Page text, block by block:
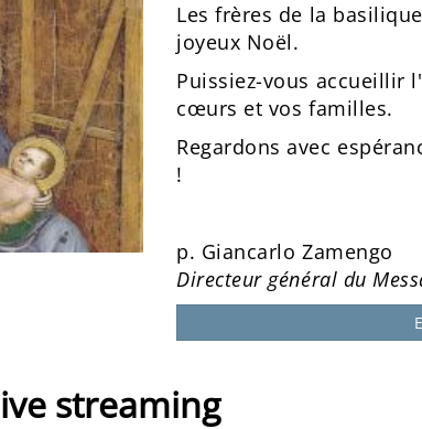
Les frères de la
joyeux Noël.
Puissiez-vous accueillir
cœurs et vos familles.
Regardons avec
!
p. Giancarlo Zamengo
Directeur général du
streaming